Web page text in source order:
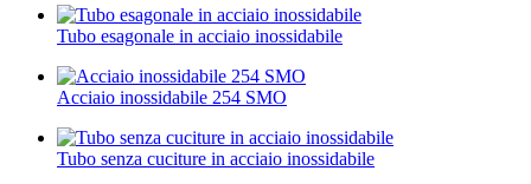
Tubo esagonale in acciaio inossidabile
Acciaio inossidabile 254 SMO
Tubo senza cuciture in acciaio inossidabile